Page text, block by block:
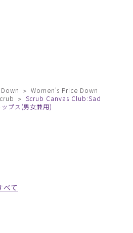
Women's Price Down
Scrub Canvas Club:Sad
プス(男女兼用)
べて